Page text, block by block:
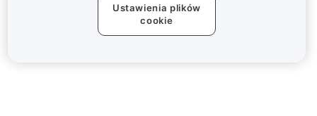
Ustawienia plików
cookie